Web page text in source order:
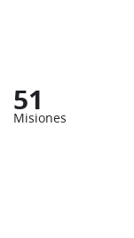
51
Misiones